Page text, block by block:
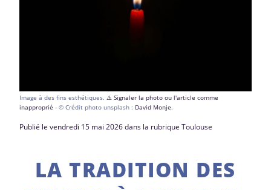
Image à des fins esthétiques. ⚠️ Signaler la photo ou l'article comme
inapproprié - © Crédit photo unsplash : David Monje.
Publié le vendredi 15 mai 2026 dans la rubrique Toulouse
LA TRADITION DES